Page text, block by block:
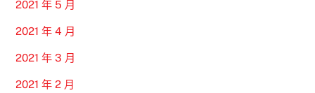
2021 年 5 月
2021 年 4 月
2021 年 3 月
2021 年 2 月